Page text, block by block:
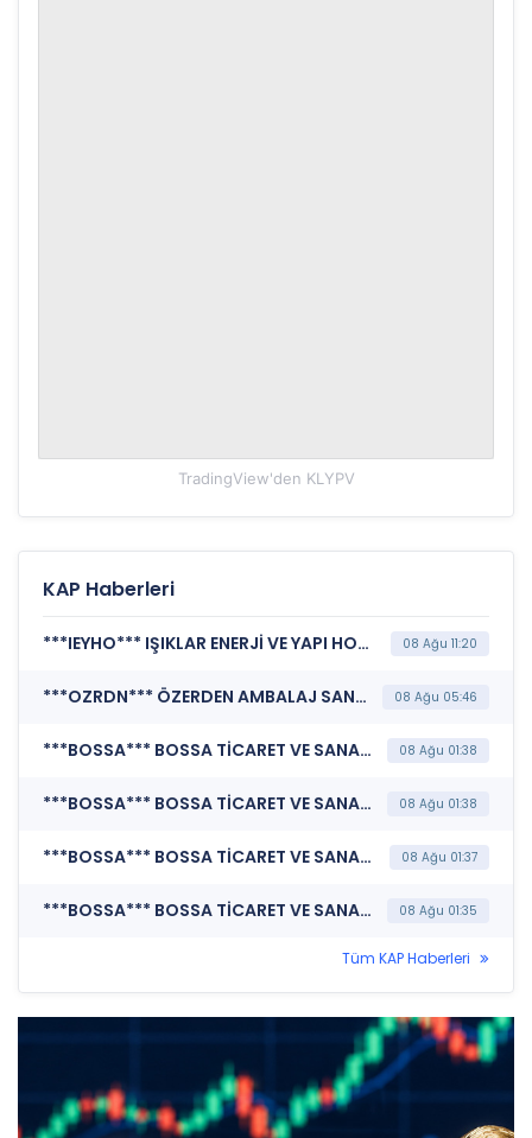
TradingView'den KLYPV
KAP Haberleri
***IEYHO*** IŞIKLAR ENERJİ VE YAPI HOLDİNG A.Ş. (Herhangi Bir Otoriteye Mali Tablo Verilmesi) 08 Ağu 11:20
***OZRDN*** ÖZERDEN AMBALAJ SANAYİ A.Ş. (Özel Durum Açıklaması (Genel)) 08 Ağu 05:46
***BOSSA*** BOSSA TİCARET VE SANAYİ İŞLETMELERİ T.A.Ş. (Katılım Finansı İlkeleri Bilgi Formu ) 08 Ağu 01:38
***BOSSA*** BOSSA TİCARET VE SANAYİ İŞLETMELERİ T.A.Ş. (Sorumluluk Beyanı (Konsolide Olmayan)) 08 Ağu 01:38
***BOSSA*** BOSSA TİCARET VE SANAYİ İŞLETMELERİ T.A.Ş. (Faaliyet Raporu (Konsolide Olmayan)) 08 Ağu 01:37
***BOSSA*** BOSSA TİCARET VE SANAYİ İŞLETMELERİ T.A.Ş. (Finansal Rapor ) 08 Ağu 01:35
Tüm KAP Haberleri